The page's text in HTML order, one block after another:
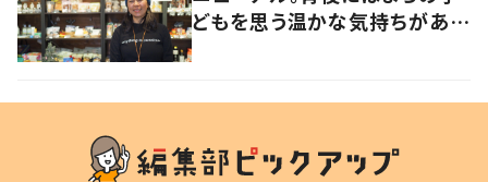
どもを思う温かな気持ちがあっ